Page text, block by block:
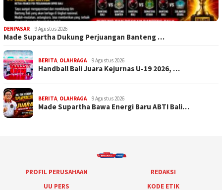
DENPASAR 9 Agustus 2026
Made Supartha Dukung Perjuangan Banteng …
BERITA, OLAHRAGA 9 Agustus 2026
Handball Bali Juara Kejurnas U-19 2026, …
BERITA, OLAHRAGA 9 Agustus 2026
Made Supartha Bawa Energi Baru ABTI Bali…
PROFIL PERUSAHAAN
REDAKSI
UU PERS
KODE ETIK